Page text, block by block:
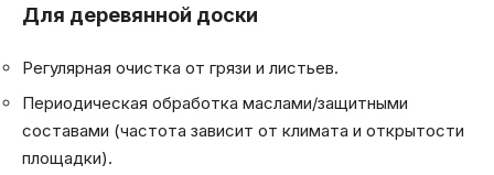
Для деревянной доски
Регулярная очистка от грязи и листьев.
Периодическая обработка маслами/защитными
составами (частота зависит от климата и открытости
площадки).